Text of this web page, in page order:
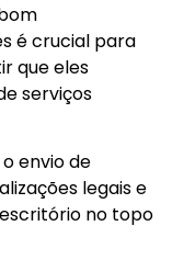
é crucial para
que eles
serviços
envio de
legais e
no topo